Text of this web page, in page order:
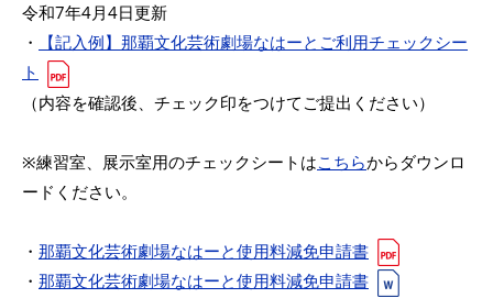
令和7年4月4日更新
・
【記入例】那覇文化芸術劇場なはーとご利用チェックシー
ト
（内容を確認後、チェック印をつけてご提出ください）
※練習室、展示室用のチェックシートはこちらからダウンロ
ードください。
・ 那覇文化芸術劇場なはーと使用料減免申請書
・ 那覇文化芸術劇場なはーと使用料減免申請書